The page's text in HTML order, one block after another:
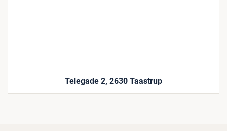
Telegade 2, 2630 Taastrup